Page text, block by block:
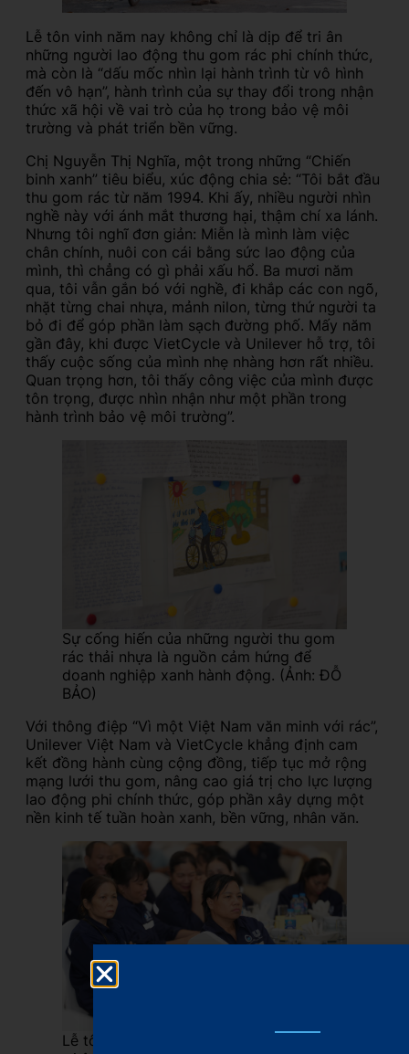
Lễ tôn vinh năm nay không chỉ là dịp để tri ân
những người lao động thu gom rác phi chính thức,
mà còn là “dấu mốc nhìn lại hành trình từ vô hình
đến vô hạn”, hành trình của sự thay đổi trong nhận
thức xã hội về vai trò của họ trong bảo vệ môi
trường và phát triển bền vững.
Chị Nguyễn Thị Nghĩa, một trong những “Chiến
binh xanh” tiêu biểu, xúc động chia sẻ: “Tôi bắt đầu
thu gom rác từ năm 1994. Khi ấy, nhiều người nhìn
nghề này với ánh mắt thương hại, thậm chí xa lánh.
Nhưng tôi nghĩ đơn giản: Miễn là mình làm việc
chân chính, nuôi con cái bằng sức lao động của
mình, thì chẳng có gì phải xấu hổ. Ba mươi năm
qua, tôi vẫn gắn bó với nghề, đi khắp các con ngõ,
nhặt từng chai nhựa, mảnh nilon, từng thứ người ta
bỏ đi để góp phần làm sạch đường phố. Mấy năm
gần đây, khi được VietCycle và Unilever hỗ trợ, tôi
thấy cuộc sống của mình nhẹ nhàng hơn rất nhiều.
Quan trọng hơn, tôi thấy công việc của mình được
tôn trọng, được nhìn nhận như một phần trong
hành trình bảo vệ môi trường”.
Sự cống hiến của những người thu gom
rác thải nhựa là nguồn cảm hứng để
doanh nghiệp xanh hành động. (Ảnh: ĐỖ
BẢO)
Với thông điệp “Vì một Việt Nam văn minh với rác”,
Unilever Việt Nam và VietCycle khẳng định cam
kết đồng hành cùng cộng đồng, tiếp tục mở rộng
mạng lưới thu gom, nâng cao giá trị cho lực lượng
lao động phi chính thức, góp phần xây dựng một
nền kinh tế tuần hoàn xanh, bền vững, nhân văn.
Lễ tôn vinh năm nay không chỉ là dịp để